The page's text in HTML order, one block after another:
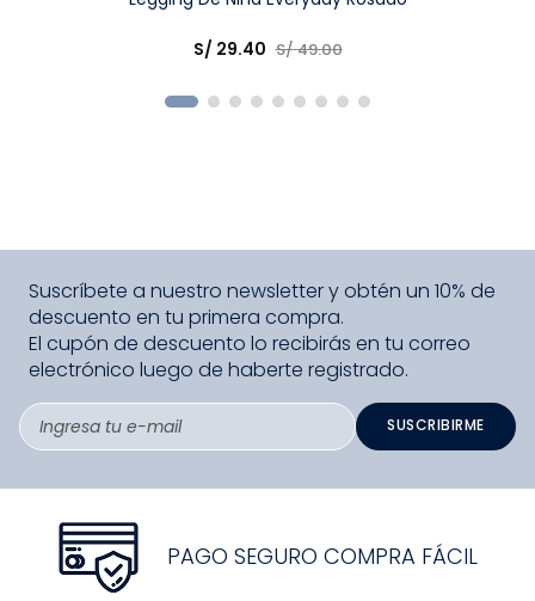
S/ 29.40 S/49.00
Suscríbete a nuestro newsletter y obtén un 10% de
descuento en tu primera compra.
El cupón de descuento lo recibirás en tu correo
electrónico luego de haberte registrado.
SUSCRIBIRME
PAGO SEGURO COMPRA FÁCIL